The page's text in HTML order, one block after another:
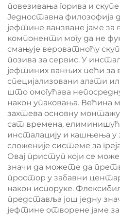
повезивања горива и
Једноставна филозофија
јефтине ванзване јаме
компоненти могу да не
смањује вероватноћу
позива за сервис. У
јефтиних ванњих пећи за
специјализовани алати
што омогућава
након упаковања. Већина
захтева основну монтажу
сат времена,
инсталацију и кашњења у
сложеније системе за
Овај приступ који се
значи да можете да
простор у забавни
након испоруке.
представља још једну
јефтине отворене јаме